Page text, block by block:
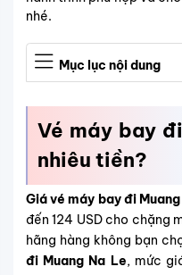
nhé.
Mục lục nội dung
Vé máy bay
nhiêu tiền?
Giá vé máy bay đi
đến 124 USD cho chặng
hãng hàng không bạn
đi Muang Na Le, mức